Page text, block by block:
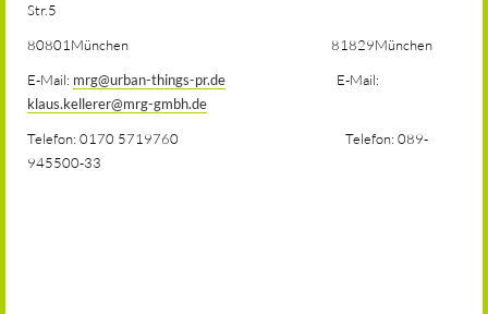
Str.5
80801München 81829München
E-Mail: mrg@urban-things-pr.de E-Mail:
klaus.kellerer@mrg-gmbh.de
Telefon: 0170 5719760 Telefon: 089-
945500-33